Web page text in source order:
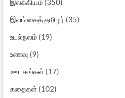
இலக்கியம் (350)
இலங்கைத் தமிழர் (35)
உடல்நலம் (19)
உணவு (9)
ஊடகங்கள்(17)
கதைகள்(102)